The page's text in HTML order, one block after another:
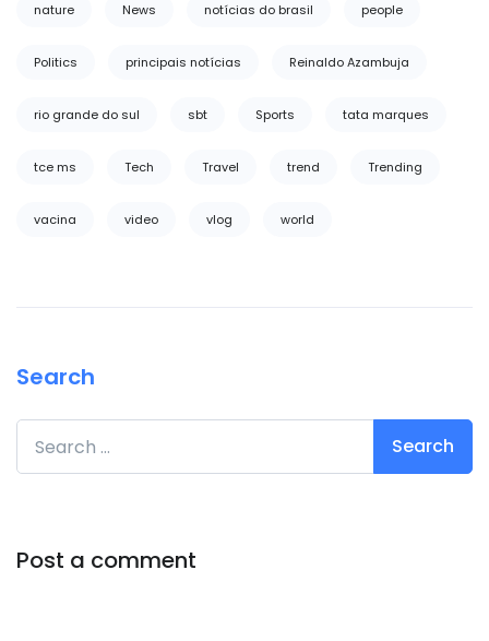
nature News notícias do brasil people
Politics principais notícias Reinaldo Azambuja
rio grande do sul sbt Sports tata marques
tce ms Tech Travel trend Trending
vacina video vlog world
Search
Search for:
Post a comment